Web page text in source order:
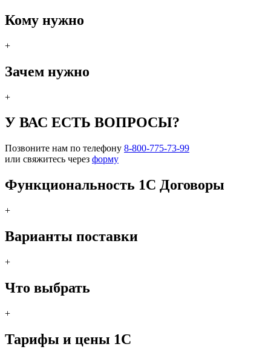
Кому нужно
+
Зачем нужно
+
У ВАС ЕСТЬ ВОПРОСЫ?
Позвоните нам по телефону 8-800-775-73-99
или свяжитесь через форму
Функциональность 1C Договоры
+
Варианты поставки
+
Что выбрать
+
Тарифы и цены 1С